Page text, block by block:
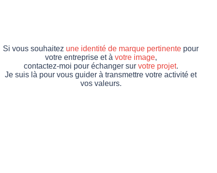
Si vous souhaitez une identité de marque pertinente pour
votre entreprise et à votre image,
contactez-moi pour échanger sur votre projet.
Je suis là pour vous guider à transmettre votre activité et
vos valeurs.